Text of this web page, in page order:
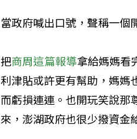
當政府喊出口號，聲稱一個
把商周這篇報導拿給媽媽看
利津貼或許更有幫助，媽媽
而虧損連連。也開玩笑說那
來，澎湖政府也很少撥資金